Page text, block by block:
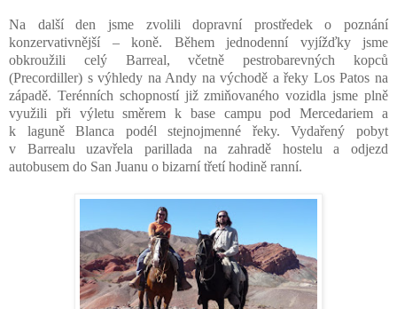
Na další den jsme zvolili dopravní prostředek o poznání
konzervativnější – koně. Během jednodenní vyjížďky jsme
obkroužili celý Barreal, včetně pestrobarevných kopců
(Precordiller) s výhledy na Andy na východě a řeky Los Patos na
západě. Terénních schopností již zmiňovaného vozidla jsme plně
využili při výletu směrem k base campu pod Mercedariem a
k laguně Blanca podél stejnojmenné řeky. Vydařený pobyt
v Barrealu uzavřela parillada na zahradě hostelu a odjezd
autobusem do San Juanu o bizarní třetí hodině ranní.